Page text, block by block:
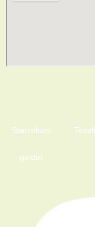
Størrelses
guider